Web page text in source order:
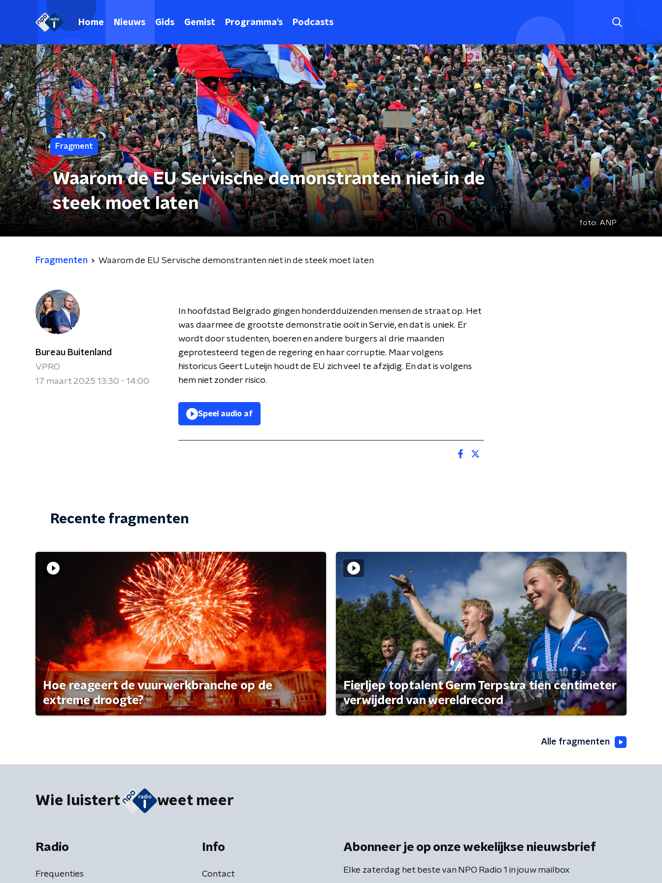
Home Nieuws Gids Gemist Programma's Podcasts
Fragment
Waarom de EU Servische demonstranten niet in de
steek moet laten
foto: ANP
Fragmenten Waarom de EU Servische demonstranten niet in de steek moet laten
Bureau Buitenland
VPRO
17 maart 2025 13:30 - 14:00
In hoofdstad Belgrado gingen honderdduizenden mensen de straat op. Het
was daarmee de grootste demonstratie ooit in Servië, en dat is uniek. Er
wordt door studenten, boeren en andere burgers al drie maanden
geprotesteerd tegen de regering en haar corruptie. Maar volgens
historicus Geert Luteijn houdt de EU zich veel te afzijdig. En dat is volgens
hem niet zonder risico.
Speel audio af
Recente fragmenten
Hoe reageert de vuurwerkbranche op de
extreme droogte?
Fierljep toptalent Germ Terpstra tien centimeter
verwijderd van wereldrecord
Alle fragmenten
Wie luistert weet meer
Radio
Frequenties
Info
Contact
Abonneer je op onze wekelijkse nieuwsbrief
Elke zaterdag het beste van NPO Radio 1 in jouw mailbox